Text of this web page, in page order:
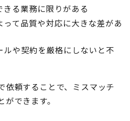
きる業務に限りがある
って品質や対応に大きな差があ
ルや契約を厳格にしないと不
依頼することで、ミスマッチ
できます。